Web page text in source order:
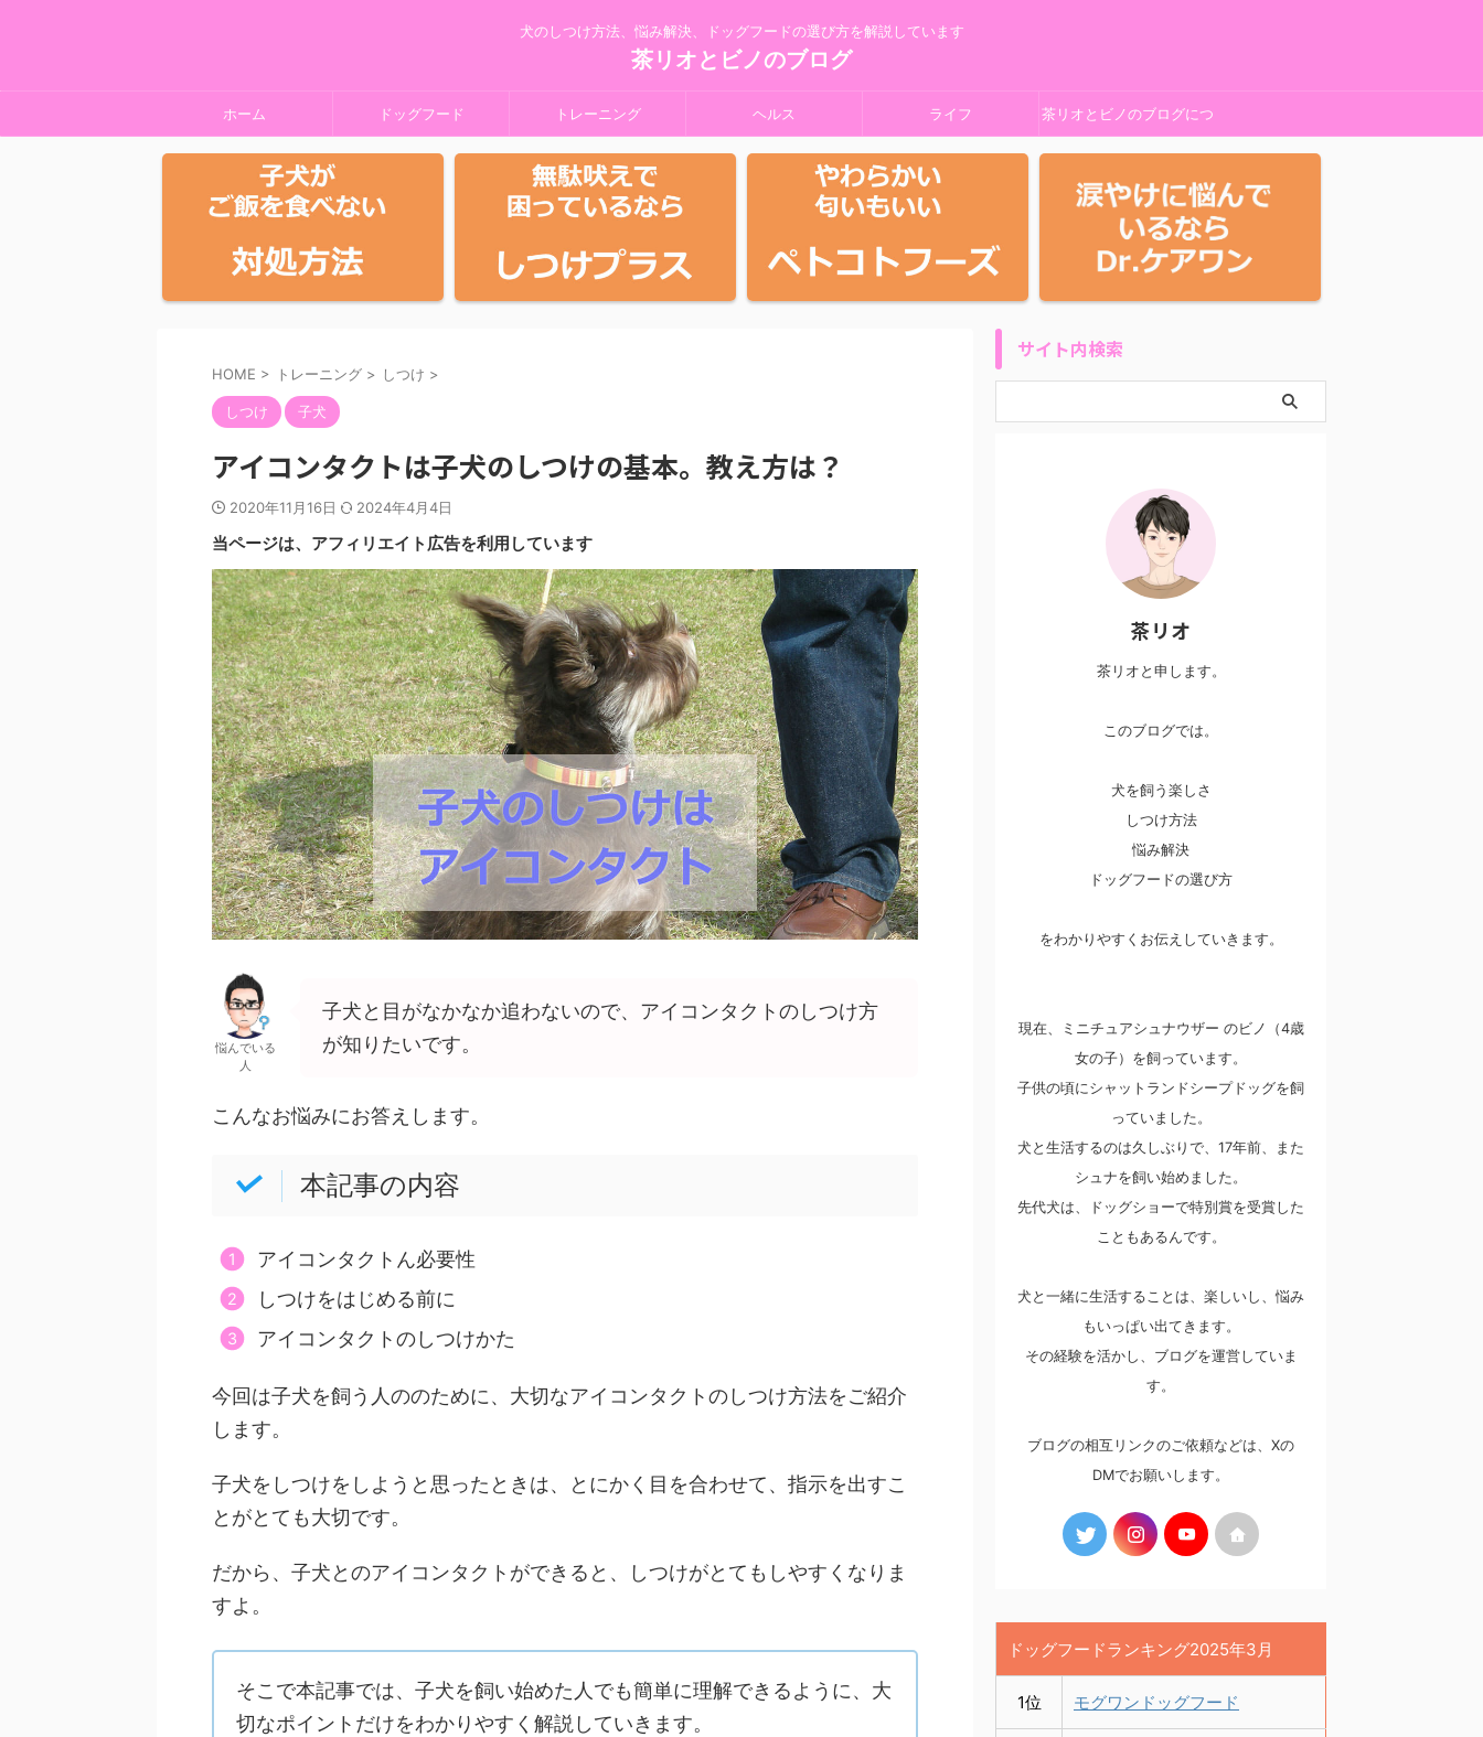
犬のしつけ方法、悩み解決、ドッグフードの選び方を解説しています
茶リオとビノのブログ
ホーム ドッグフード トレーニング ヘルス ライフ 茶リオとビノのブログにつ
いて
HOME > トレーニング > しつけ >
しつけ 子犬
アイコンタクトは子犬のしつけの基本。教え方は？
2020年11月16日 2024年4月4日
当ページは、アフィリエイト広告を利用しています
悩んでいる
人
子犬と目がなかなか追わないので、アイコンタクトのしつけ方
が知りたいです。
こんなお悩みにお答えします。
本記事の内容
アイコンタクトん必要性
しつけをはじめる前に
アイコンタクトのしつけかた
今回は子犬を飼う人ののために、大切なアイコンタクトのしつけ方法をご紹介
します。
子犬をしつけをしようと思ったときは、とにかく目を合わせて、指示を出すこ
とがとても大切です。
だから、子犬とのアイコンタクトができると、しつけがとてもしやすくなりま
すよ。
そこで本記事では、子犬を飼い始めた人でも簡単に理解できるように、大
切なポイントだけをわかりやすく解説していきます。
サイト内検索
茶リオ
茶リオと申します。
このブログでは。
犬を飼う楽しさ
しつけ方法
悩み解決
ドッグフードの選び方
をわかりやすくお伝えしていきます。
現在、ミニチュアシュナウザー のビノ（4歳
女の子）を飼っています。
子供の頃にシャットランドシープドッグを飼
っていました。
犬と生活するのは久しぶりで、17年前、また
シュナを飼い始めました。
先代犬は、ドッグショーで特別賞を受賞した
こともあるんです。
犬と一緒に生活することは、楽しいし、悩み
もいっぱい出てきます。
その経験を活かし、ブログを運営していま
す。
ブログの相互リンクのご依頼などは、Xの
DMでお願いします。
ドッグフードランキング2025年3月
1位 モグワンドッグフード